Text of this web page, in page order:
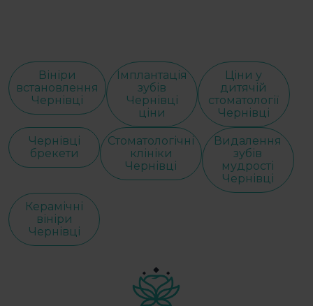
Вініри
встановлення
Чернівці
Імплантація
зубів
Чернівці
ціни
Ціни у
дитячій
стоматології
Чернівці
Чернівці
брекети
Стоматологічні
клініки
Чернівці
Видалення
зубів
мудрості
Чернівці
Керамічні
вініри
Чернівці